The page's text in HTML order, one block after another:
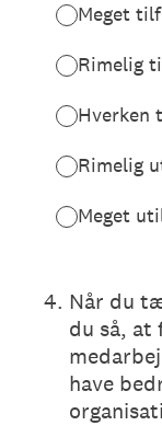
Meget
Rimelig
Hverken
Rimelig
Meget
4. Når du
du så, at
have